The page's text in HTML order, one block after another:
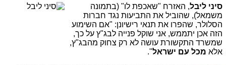
סיני ליבל, האזרח "שאכפת לו" (בתמונה
משמאל), שהוביל את התביעות נגד חברות
הסלולר, שהפרו את תנאי רישיונן: "אם השימוע
הזה אכן יתממש, אני שוקל פנייה לבג"ץ על כך,
שמשרד התקשורת עושה לא רק צחוק מהבג"ץ,
אלא מכל עם ישראל".